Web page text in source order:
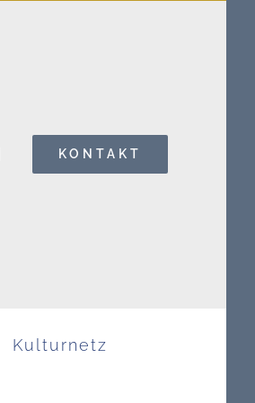
Search
KONTAKT
Kulturnetz